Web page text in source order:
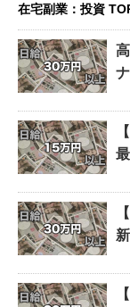
在宅副業：投資